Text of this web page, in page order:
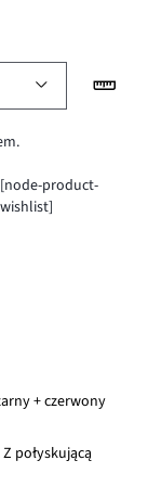
[node-product-
wishlist]
+ czerwony
połyskującą